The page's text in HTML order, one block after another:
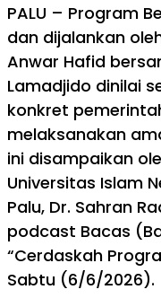
PALU – Program
dan dijalankan
Anwar Hafid
Lamadjido dinilai
konkret
melaksanakan
ini disampaikan
Universitas Islam
Palu, Dr. Sahran
podcast Bacas
“Cerdaskah
Sabtu (6/6/2026).